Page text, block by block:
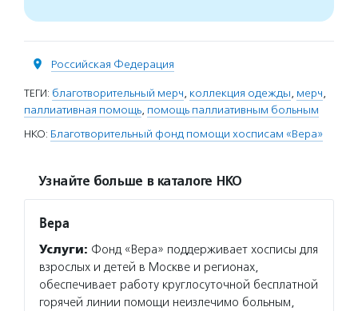
Российская Федерация
ТЕГИ: благотворительный мерч, коллекция одежды, мерч,
паллиативная помощь, помощь паллиативным больным
НКО: Благотворительный фонд помощи хосписам «Вера»
Узнайте больше в каталоге НКО
Вера
Услуги: Фонд «Вера» поддерживает хосписы для
взрослых и детей в Москве и регионах,
обеспечивает работу круглосуточной бесплатной
горячей линии помощи неизлечимо больным,